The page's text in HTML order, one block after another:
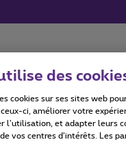
d'utilisation
des
cookies sur ses sites web
ci, améliorer votre
l’utilisation, et adapter leurs
vos centres d’intérêts. Les